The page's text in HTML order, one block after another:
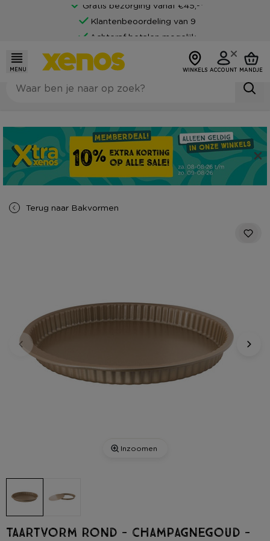
Gratis bezorging vanaf €45,-*
Klantenbeoordeling van 9
Achteraf betalen mogelijk
MENU WINKELS ACCOUNT MANDJE
Terug naar Bakvormen
Inzoomen
Taartvorm rond - champagnegoud -